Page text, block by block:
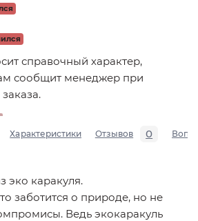
справочный характер,
сообщит менеджер при
Характеристики Отзывов 0
эко каракуля.
заботится о природе, но не
Ведь экокаракуль